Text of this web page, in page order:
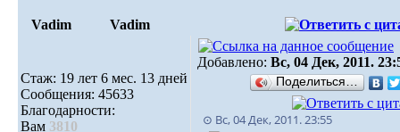
Vadim Vadim
Стаж: 19 лет 6 мес. 13 дней
Сообщения: 45633
Благодарности:
Вам 3810
Добавлено: Вс, 04 Дек, 2011.
Поделиться…
⊙ Вс, 04 Дек, 2011. 23:55